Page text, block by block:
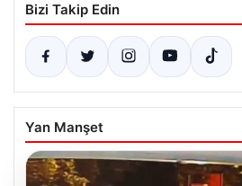
Bizi Takip Edin
Yan Manşet